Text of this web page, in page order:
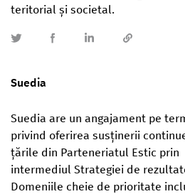
teritorial și societal.
Suedia
Suedia are un angajament pe
privind oferirea susținerii
țările din Parteneriatul Estic prin
intermediul Strategiei de
Domeniile cheie de prioritate